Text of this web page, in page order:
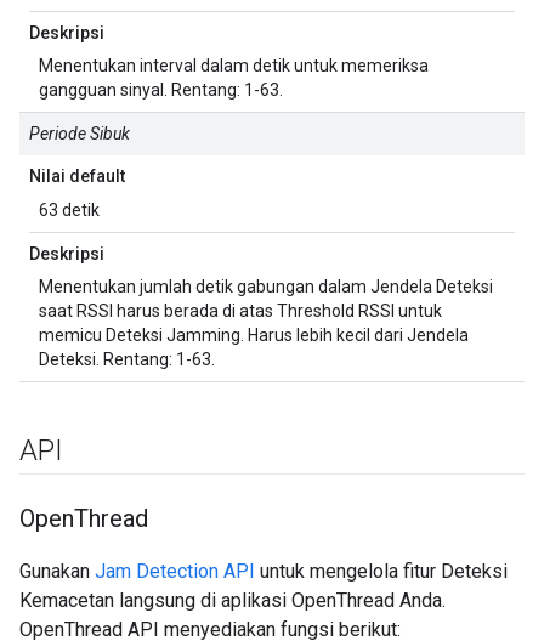
Deskripsi
Menentukan interval dalam detik untuk memeriksa
gangguan sinyal. Rentang: 1-63.
Periode Sibuk
Nilai default
63 detik
Deskripsi
Menentukan jumlah detik gabungan dalam Jendela Deteksi
saat RSSI harus berada di atas Threshold RSSI untuk
memicu Deteksi Jamming. Harus lebih kecil dari Jendela
Deteksi. Rentang: 1-63.
API
OpenThread
Gunakan Jam Detection API untuk mengelola fitur Deteksi
Kemacetan langsung di aplikasi OpenThread Anda.
OpenThread API menyediakan fungsi berikut: